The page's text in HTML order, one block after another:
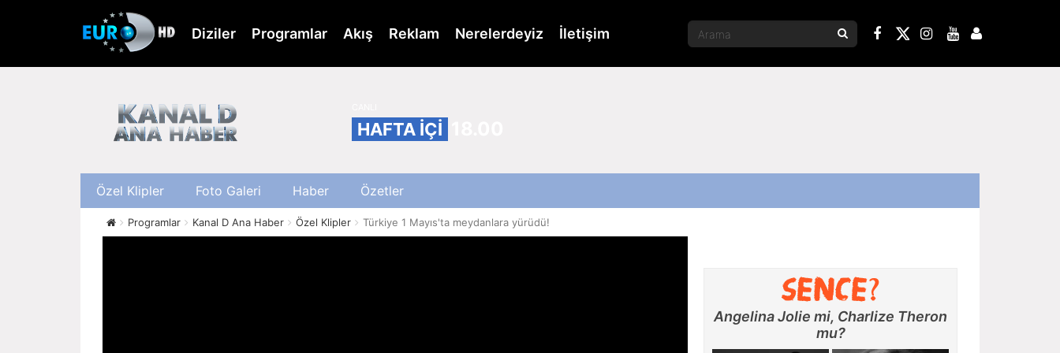
Diziler Programlar Akış Reklam Nerelerdeyiz İletişim
HAFTA İÇİ
Özel Klipler Foto Galeri Haber Özetler
Programlar Kanal D Ana Haber Özel Klipler Türkiye 1 Mayıs'ta meydanlara yürüdü!
Angelina Jolie mi, Charlize Theron
mu?